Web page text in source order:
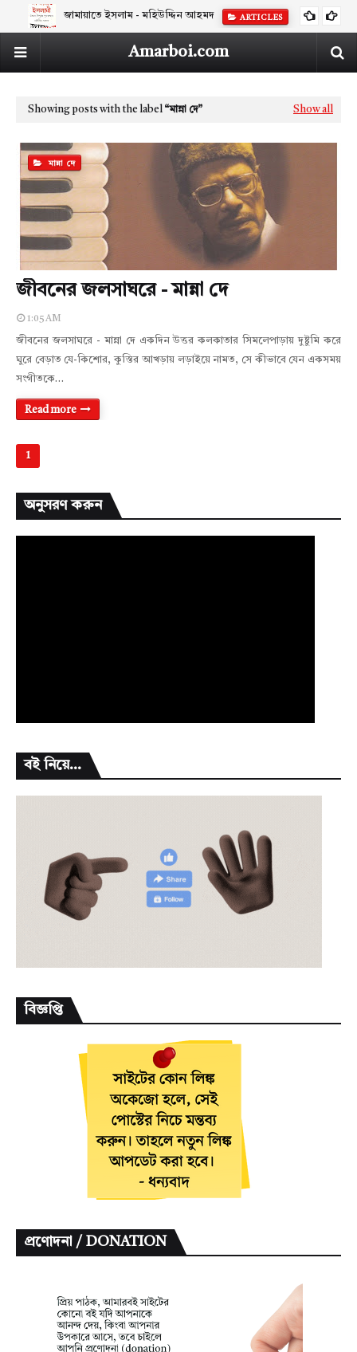
জামায়াতে ইসলাম - মহিউদ্দিন আহমদ ARTICLES
Amarboi.com
Showing posts with the label মান্না দে Show all
মান্না দে
জীবনের জলসাঘরে - মান্না দে
1:05 AM
জীবনের জলসাঘরে - মান্না দে একদিন উত্তর কলকাতার সিমলেপাড়ায় দুষ্টুমি করে
ঘুরে বেড়াত যে-কিশোর, কুস্তির আখড়ায় লড়াইয়ে নামত, সে কীভাবে যেন একসময়
সংগীতকে…
Read more
1
অনুসরণ করুন
বই নিয়ে...
বিজ্ঞপ্তি
প্রণোদনা / DONATION